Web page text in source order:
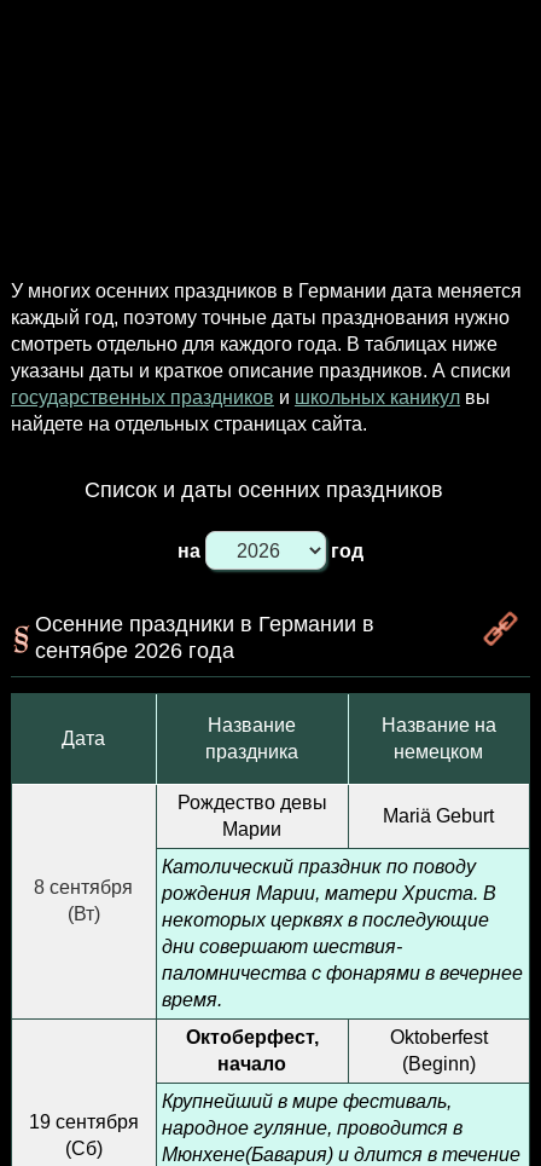
У многих осенних праздников в Германии дата меняется
каждый год, поэтому точные даты празднования нужно
смотреть отдельно для каждого года. В таблицах ниже
указаны даты и краткое описание праздников. А списки
государственных праздников и школьных каникулвы
найдете на отдельных страницах сайта.
Список и даты осенних праздников
на год
Осенние праздники в Германии в
сентябре 2026 года
Дата
Название
праздника
Название на
немецком
8 сентября
(Вт)
Рождество девы
Марии
Mariä Geburt
Католический праздник по поводу
рождения Марии, матери Христа. В
некоторых церквях в последующие
дни совершают шествия-
паломничества с фонарями в вечернее
время.
19 сентября
(Сб)
Октоберфест,
начало
Oktoberfest
(Beginn)
Крупнейший в мире фестиваль,
народное гуляние, проводится в
Мюнхене(Бавария) и длится в течение